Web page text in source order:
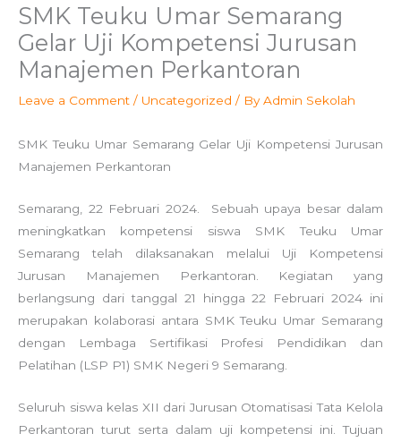
SMK Teuku Umar Semarang
Gelar Uji Kompetensi Jurusan
Manajemen Perkantoran
Leave a Comment / Uncategorized / ByAdmin Sekolah
SMK Teuku Umar Semarang Gelar Uji Kompetensi Jurusan
Manajemen Perkantoran
Semarang, 22 Februari 2024. Sebuah upaya besar dalam
meningkatkan kompetensi siswa SMK Teuku Umar
Semarang telah dilaksanakan melalui Uji Kompetensi
Jurusan Manajemen Perkantoran. Kegiatan yang
berlangsung dari tanggal 21 hingga 22 Februari 2024 ini
merupakan kolaborasi antara SMK Teuku Umar Semarang
dengan Lembaga Sertifikasi Profesi Pendidikan dan
Pelatihan (LSP P1) SMK Negeri 9 Semarang.
Seluruh siswa kelas XII dari Jurusan Otomatisasi Tata Kelola
Perkantoran turut serta dalam uji kompetensi ini. Tujuan